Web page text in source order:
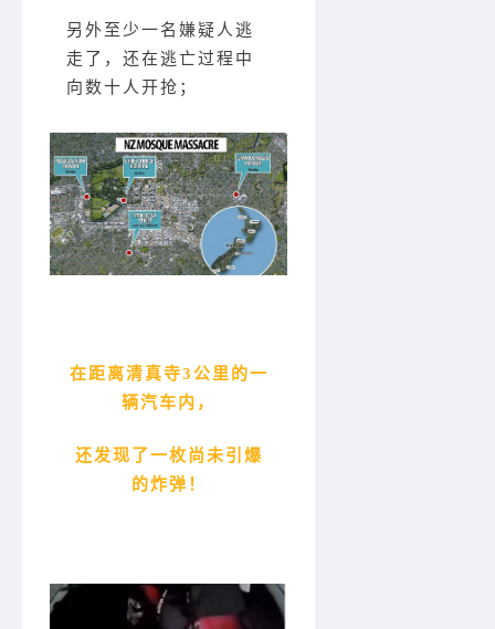
另外至少一名嫌疑人逃
走了，还在逃亡过程中
向数十人开抢；
在距离清真寺3公里的一
辆汽车内，
还发现了一枚尚未引爆
的炸弹！